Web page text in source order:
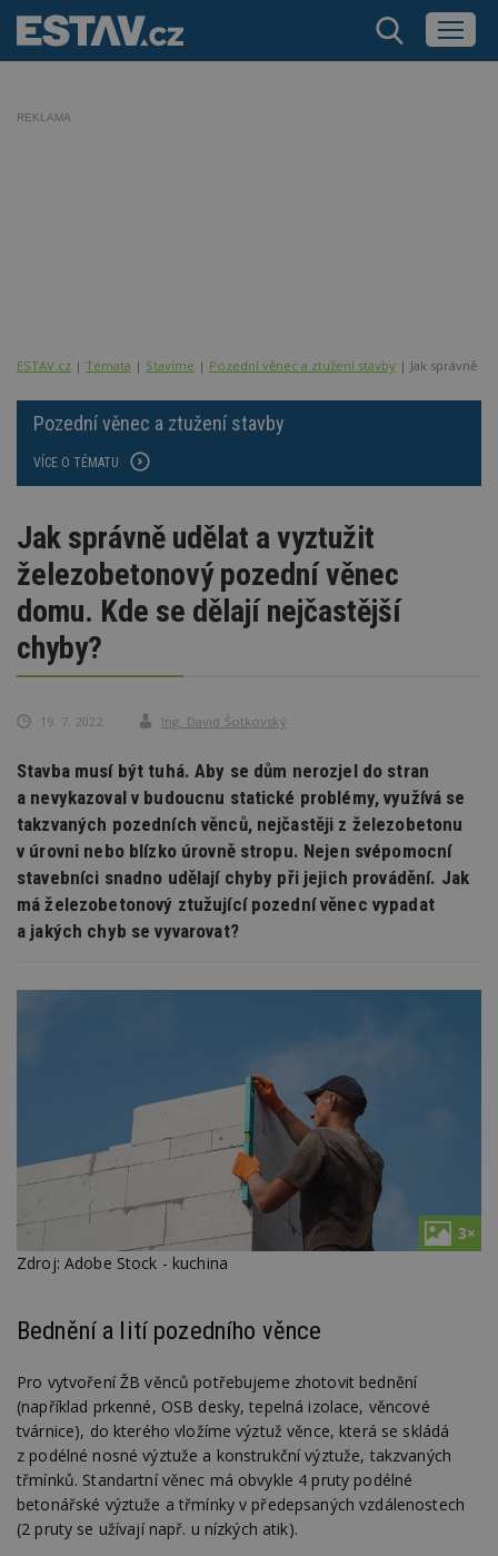
REKLAMA
ESTAV.cz Témata Stavíme Pozední věnec a ztužení stavby Jak správně
Pozední věnec a ztužení stavby
VÍCE O TÉMATU
Jak správně udělat a vyztužit
železobetonový pozední věnec
domu. Kde se dělají nejčastější
chyby?
19. 7. 2022 Ing. David Šotkovský
Stavba musí být tuhá. Aby se dům nerozjel do stran
a nevykazoval v budoucnu statické problémy, využívá se
takzvaných pozedních věnců, nejčastěji z železobetonu
v úrovni nebo blízko úrovně stropu. Nejen svépomocní
stavebníci snadno udělají chyby při jejich provádění. Jak
má železobetonový ztužující pozední věnec vypadat
a jakých chyb se vyvarovat?
3×
Zdroj: Adobe Stock - kuchina
Bednění a lití pozedního věnce
Pro vytvoření ŽB věnců potřebujeme zhotovit bednění
(například prkenné, OSB desky, tepelná izolace, věncové
tvárnice), do kterého vložíme výztuž věnce, která se skládá
z podélné nosné výztuže a konstrukční výztuže, takzvaných
třmínků. Standartní věnec má obvykle 4 pruty podélné
betonářské výztuže a třmínky v předepsaných vzdálenostech
(2 pruty se užívají např. u nízkých atik).